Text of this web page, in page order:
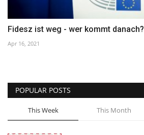
Fidesz ist weg - wer kommt danach?
Apr 16, 2021
POPULAR POSTS
This Week This Month